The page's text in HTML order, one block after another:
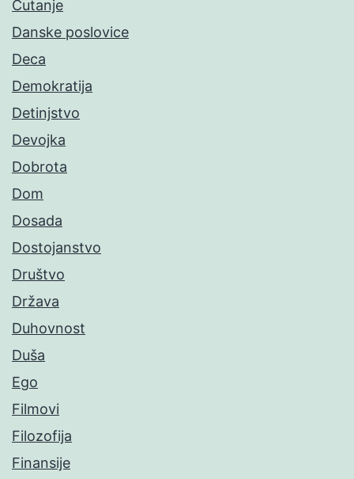
Ćutanje
Danske poslovice
Deca
Demokratija
Detinjstvo
Devojka
Dobrota
Dom
Dosada
Dostojanstvo
Društvo
Država
Duhovnost
Duša
Ego
Filmovi
Filozofija
Finansije